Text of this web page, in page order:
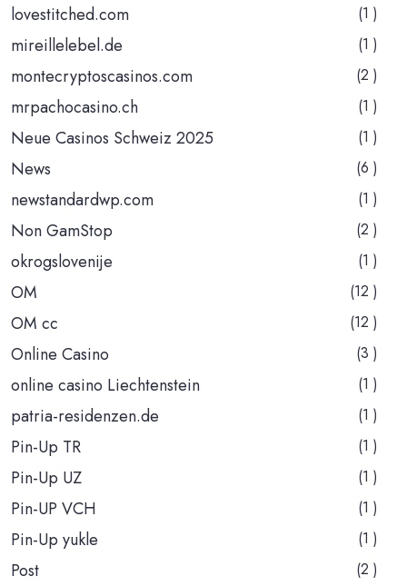
lovestitched.com (1 )
mireillelebel.de (1 )
montecryptoscasinos.com (2 )
mrpachocasino.ch (1 )
Neue Casinos Schweiz 2025 (1 )
News (6 )
newstandardwp.com (1 )
Non GamStop (2 )
okrogslovenije (1 )
OM (12 )
OM cc (12 )
Online Casino (3 )
online casino Liechtenstein (1 )
patria-residenzen.de (1 )
Pin-Up TR (1 )
Pin-Up UZ (1 )
Pin-UP VCH (1 )
Pin-Up yukle (1 )
Post (2 )